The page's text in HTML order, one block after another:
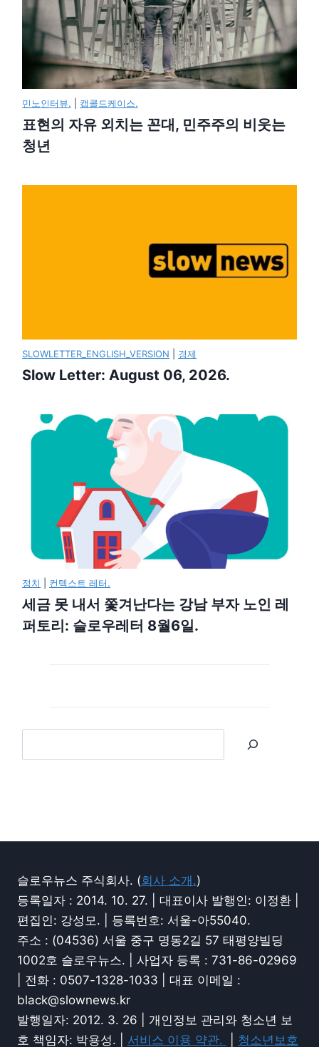
민노인터뷰. 캡콜드케이스.
표현의 자유 외치는 꼰대, 민주주의 비웃는
청년
SLOWLETTER_ENGLISH_VERSION 경제
Slow Letter: August 06, 2026.
정치 컨텍스트 레터.
세금 못 내서 쫓겨난다는 강남 부자 노인 레
퍼토리: 슬로우레터 8월6일.
슬로우뉴스 주식회사. (회사 소개.)
등록일자 : 2014. 10. 27. | 대표이사 발행인: 이정환 |
편집인: 강성모. | 등록번호: 서울-아55040.
주소 : (04536) 서울 중구 명동2길 57 태평양빌딩
1002호 슬로우뉴스. | 사업자 등록 : 731-86-02969
| 전화 : 0507-1328-1033 | 대표 이메일 :
black@slownews.kr
발행일자: 2012. 3. 26 | 개인정보 관리와 청소년 보
호 책임자: 박용성. | 서비스 이용 약관. 청소년보호